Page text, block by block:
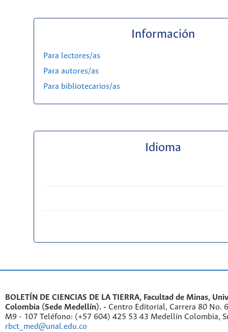
Información
Para lectores/as
Para autores/as
Para bibliotecarios/as
Idioma
BOLETÍN DE CIENCIAS DE LA TIERRA, Facultad de Minas,
Colombia (Sede Medellín). - Centro Editorial, Carrera 80 No.
M9 - 107 Teléfono: (+57 604) 425 53 43 Medellín Colombia,
rbct_med@unal.edu.co